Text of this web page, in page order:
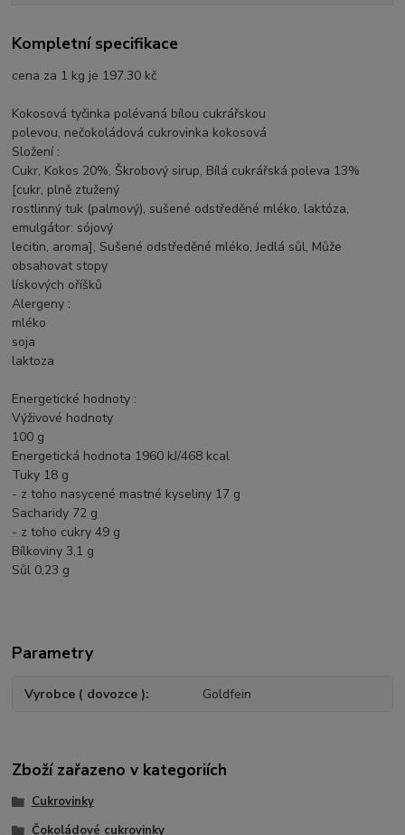
Kompletní specifikace
cena za 1 kg je 197.30 kč
Kokosová tyčinka polévaná bílou cukrářskou
polevou, nečokoládová cukrovinka kokosová
Složení :
Cukr, Kokos 20%, Škrobový sirup, Bílá cukrářská poleva 13%
[cukr, plně ztužený
rostlinný tuk (palmový), sušené odstředěné mléko, laktóza,
emulgátor: sójový
lecitin, aroma], Sušené odstředěné mléko, Jedlá sůl, Může
obsahovat stopy
lískových oříšků
Alergeny :
mléko
soja
laktoza
Energetické hodnoty :
Výživové hodnoty
100 g
Energetická hodnota 1960 kJ/468 kcal
Tuky 18 g
- z toho nasycené mastné kyseliny 17 g
Sacharidy 72 g
- z toho cukry 49 g
Bílkoviny 3,1 g
Sůl 0,23 g
Parametry
Vyrobce ( dovozce ) Goldfein
Zboží zařazeno v kategoriích
Cukrovinky
Čokoládové cukrovinky